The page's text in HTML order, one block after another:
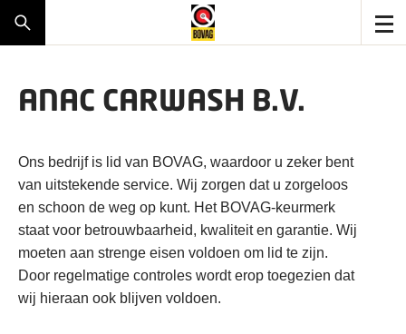
ANAC CARWASH B.V.
Ons bedrijf is lid van BOVAG, waardoor u zeker bent
van uitstekende service. Wij zorgen dat u zorgeloos
en schoon de weg op kunt. Het BOVAG-keurmerk
staat voor betrouwbaarheid, kwaliteit en garantie. Wij
moeten aan strenge eisen voldoen om lid te zijn.
Door regelmatige controles wordt erop toegezien dat
wij hieraan ook blijven voldoen.